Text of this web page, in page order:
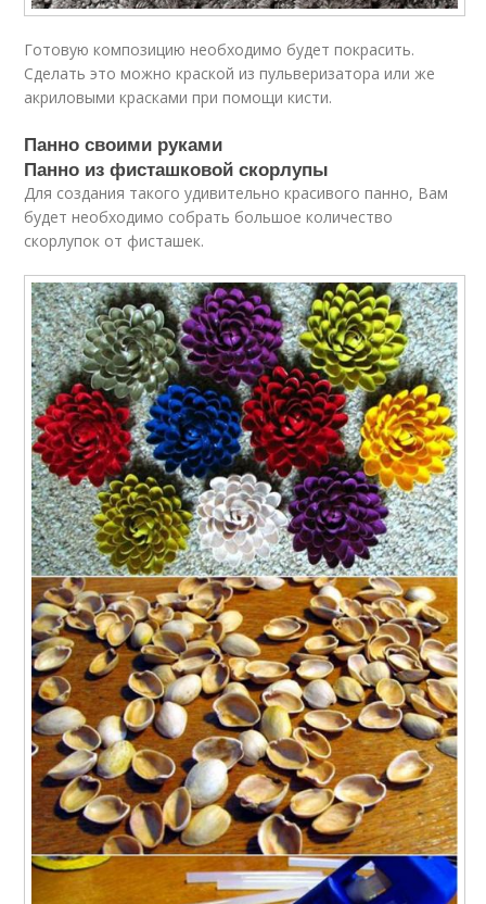
Готовую композицию необходимо будет покрасить.
Сделать это можно краской из пульверизатора или же
акриловыми красками при помощи кисти.
Панно своими руками
Панно из фисташковой скорлупы
Для создания такого удивительно красивого панно, Вам
будет необходимо собрать большое количество
скорлупок от фисташек.